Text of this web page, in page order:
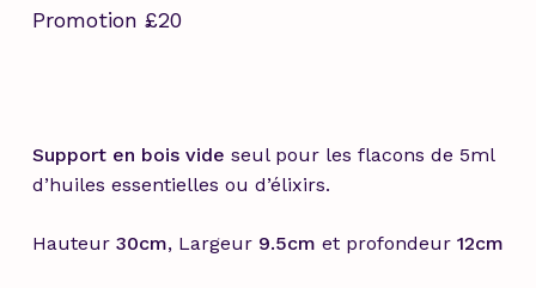
Promotion £20
Support en bois vide seul pour les flacons de 5ml
d’huiles essentielles ou d’élixirs.
Hauteur 30cm, Largeur 9.5cm et profondeur 12cm